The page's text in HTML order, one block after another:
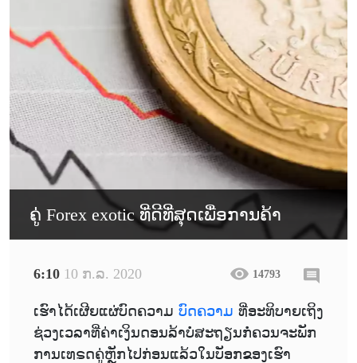
ຄູ່ Forex exotic ທີ່ດີທີ່ສຸດເພື່ອການຄ້າ
6:10 10 ກ.ລ. 2020 14793
ເຮົາໄດ້ເຜີຍແຜ່ບົດຄວາມ ບົດຄວາມ ທີ່ອະທິບາຍເຖິງ
ຊ່ວງເວລາທີ່ຄ່າເງິນດອນລ້າບໍ່ສະຖຽນກໍ່ຄວນຈະພັກ
ການເທຣດຄູ່ຫຼັກໄປກ່ອນແລ້ວໃນບັອກຂອງເຮົາ